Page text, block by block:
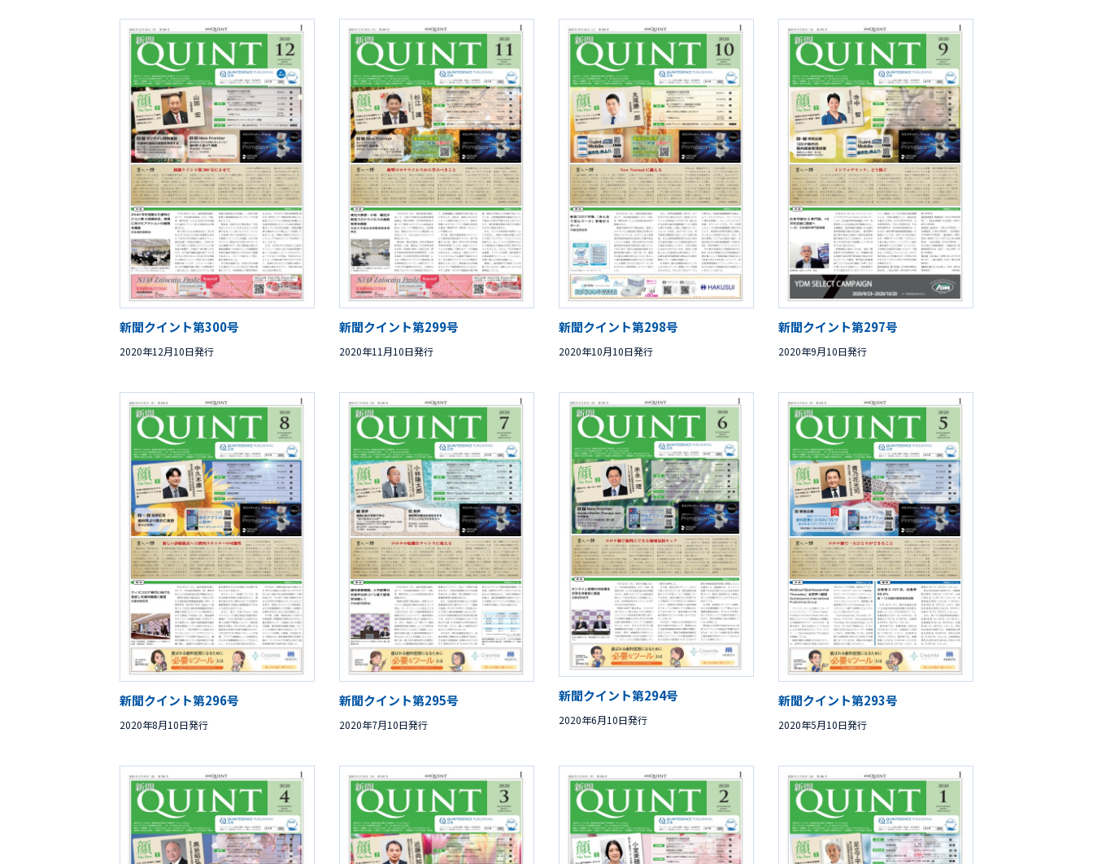
新聞クイント第300号
2020年12月10日発行
新聞クイント第299号
2020年11月10日発行
新聞クイント第298号
2020年10月10日発行
新聞クイント第297号
2020年9月10日発行
新聞クイント第296号
2020年8月10日発行
新聞クイント第295号
2020年7月10日発行
新聞クイント第294号
2020年6月10日発行
新聞クイント第293号
2020年5月10日発行